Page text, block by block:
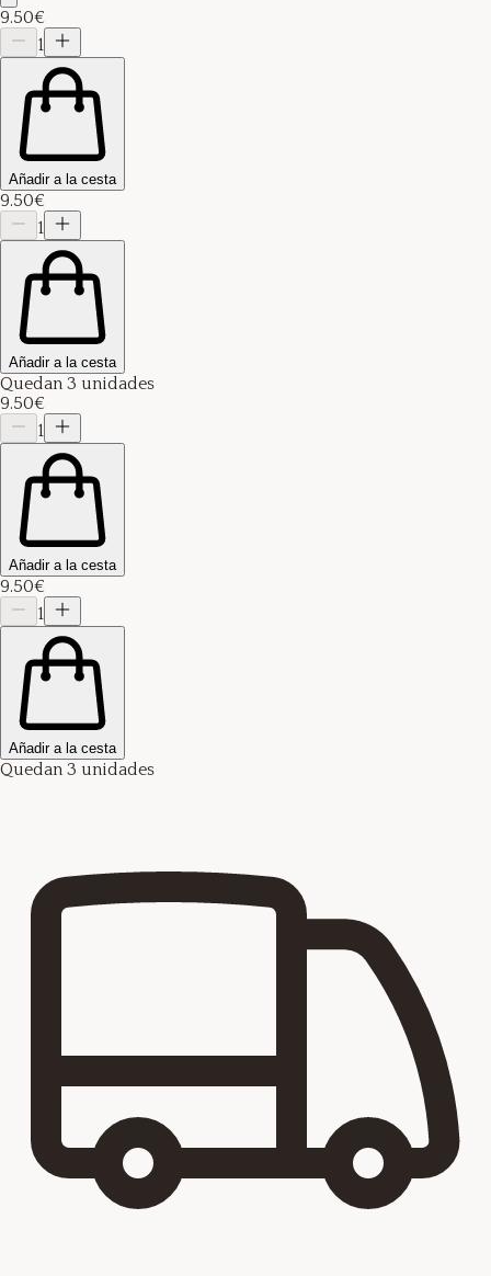
9.50€
1
Añadir a la cesta
9.50€
1
Añadir a la cesta
Quedan 3 unidades
9.50€
1
Añadir a la cesta
9.50€
1
Añadir a la cesta
Quedan 3 unidades